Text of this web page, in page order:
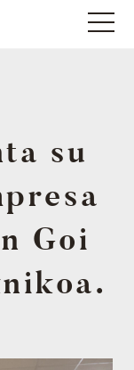
su
Goi